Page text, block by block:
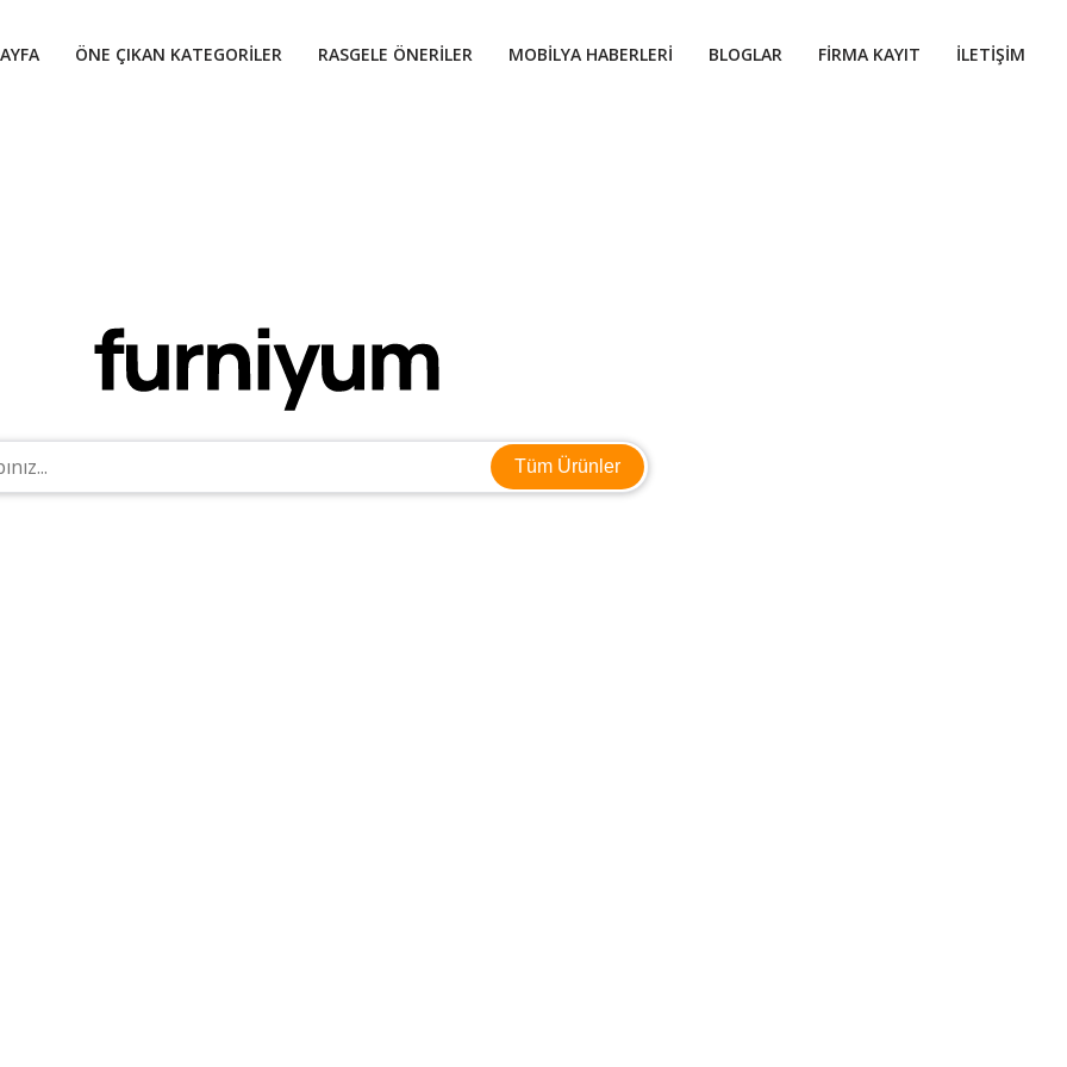
ÖNE ÇIKAN KATEGORILER RASGELE ÖNERILER MOBILYA HABERLERI BLOGLAR FIRMA KAYIT İLETIŞIM
Tüm Ürünler